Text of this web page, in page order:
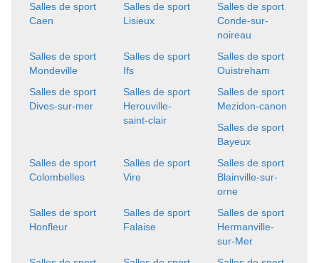
Salles de sport
Caen
Salles de sport
Lisieux
Salles de sport
Conde-sur-
noireau
Salles de sport
Mondeville
Salles de sport
Ifs
Salles de sport
Ouistreham
Salles de sport
Dives-sur-mer
Salles de sport
Herouville-
saint-clair
Salles de sport
Mezidon-canon
Salles de sport
Bayeux
Salles de sport
Colombelles
Salles de sport
Vire
Salles de sport
Blainville-sur-
orne
Salles de sport
Honfleur
Salles de sport
Falaise
Salles de sport
Hermanville-
sur-Mer